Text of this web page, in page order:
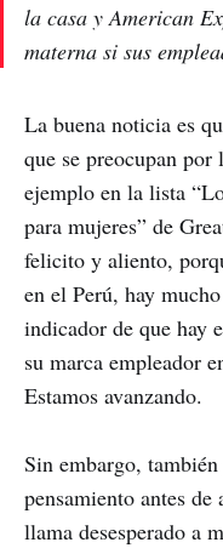
la casa y American
materna si sus
La buena noticia es
que se preocupan
ejemplo en la lista
para mujeres” de
felicito y aliento,
en el Perú, hay
indicador de que hay
su marca empleador
Estamos avanzando.
Sin embargo,
pensamiento antes
llama desesperado a